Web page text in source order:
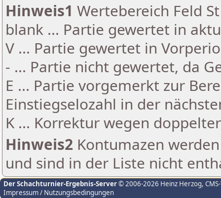
Hinweis1 Wertebereich Feld
blank ... Partie gewertet in
V ... Partie gewertet in
- ... Partie nicht gewertet, da
E ... Partie vorgemerkt zur
Einstiegselozahl in der
K ... Korrektur wegen
Hinweis2 Kontumazen
und sind in der Liste nicht
Der Schachturnier-Ergebnis-Server© 2006-2026 Heinz Herzog,
Impressum / Nutzungsbedingungen